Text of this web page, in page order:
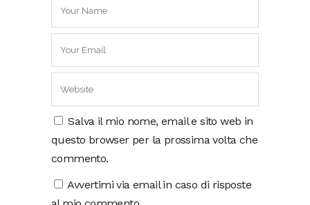
Salva il mio nome, email e sito web in
questo browser per la prossima volta che
commento.
Avvertimi via email in caso di risposte